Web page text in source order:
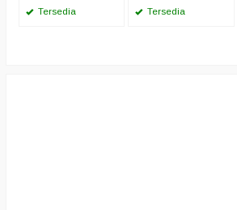
Tersedia Tersedia